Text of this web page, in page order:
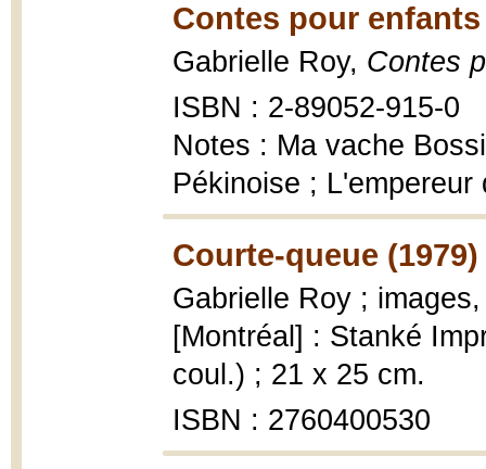
Contes pour enfants
Gabrielle Roy, Contes
ISBN : 2-89052-915-0
Notes : Ma vache
Pékinoise ; L'empereur
Courte-queue (1979)
Gabrielle Roy ;
[Montréal] : Stanké
coul.) ; 21 x 25 cm.
ISBN : 2760400530